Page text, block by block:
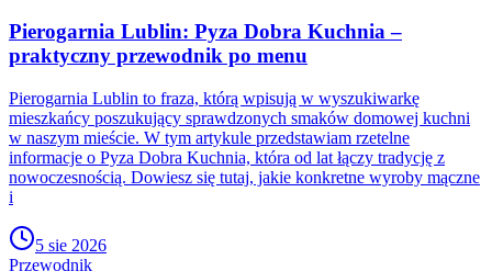
Pierogarnia Lublin: Pyza Dobra Kuchnia –
praktyczny przewodnik po menu
Pierogarnia Lublin to fraza, którą wpisują w wyszukiwarkę
mieszkańcy poszukujący sprawdzonych smaków domowej kuchni
w naszym mieście. W tym artykule przedstawiam rzetelne
informacje o Pyza Dobra Kuchnia, która od lat łączy tradycję z
nowoczesnością. Dowiesz się tutaj, jakie konkretne wyroby mączne
i
5 sie 2026
Przewodnik